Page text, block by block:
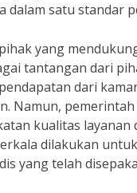
dalam satu standar
yang
tantangan dari
dari
Namun,
kualitas
dilakukan
yang telah